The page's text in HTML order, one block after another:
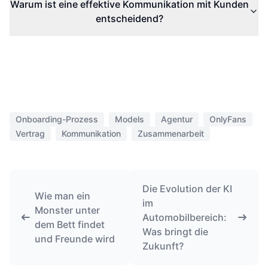
Warum ist eine effektive Kommunikation mit Kunden
entscheidend?
Onboarding-Prozess Models Agentur
OnlyFans
Vertrag
Kommunikation Zusammenarbeit
Wie man ein
Monster unter
dem Bett findet
und Freunde wird
Die Evolution der KI
im
Automobilbereich:
Was bringt die
Zukunft?